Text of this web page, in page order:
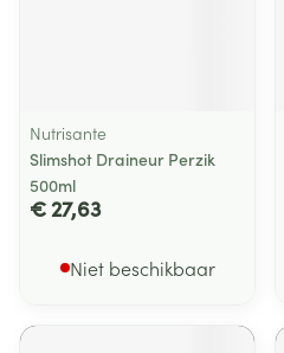
Nutrisante
Slimshot Draineur Perzik
500ml
€ 27,63
Niet beschikbaar